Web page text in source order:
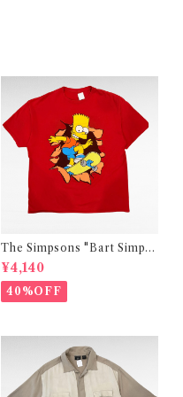
The Simpsons "Bart Simps
on" official print t-shirt
¥4,140
40%OFF